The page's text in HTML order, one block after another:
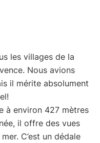
les villages de la
Nous avions
il mérite absolument
à environ 427 mètres
il offre des vues
C’est un dédale